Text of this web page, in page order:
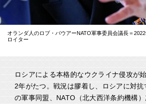
オランダ人のロブ・バウアーNATO軍事委員会議長＝2022
ロイター
ロシアによる本格的なウクライナ侵攻が
2年がたつ。戦況は膠着し、ロシアに対
の軍事同盟、NATO（北大西洋条約機構